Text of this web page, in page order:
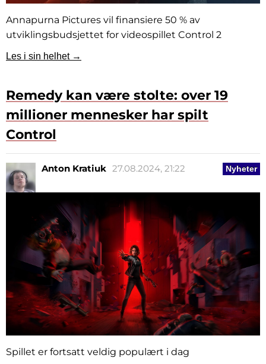
Annapurna Pictures vil finansiere 50 % av
utviklingsbudsjettet for videospillet Control 2
Les i sin helhet →
Remedy kan være stolte: over 19
millioner mennesker har spilt
Control
Nyheter
Anton Kratiuk 27.08.2024, 21:22
Spillet er fortsatt veldig populært i dag